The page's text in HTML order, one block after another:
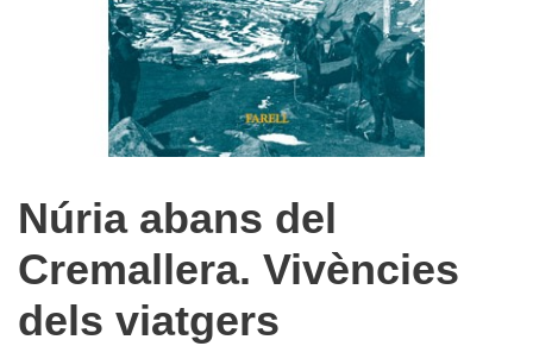
Núria abans del
Cremallera. Vivències
dels viatgers